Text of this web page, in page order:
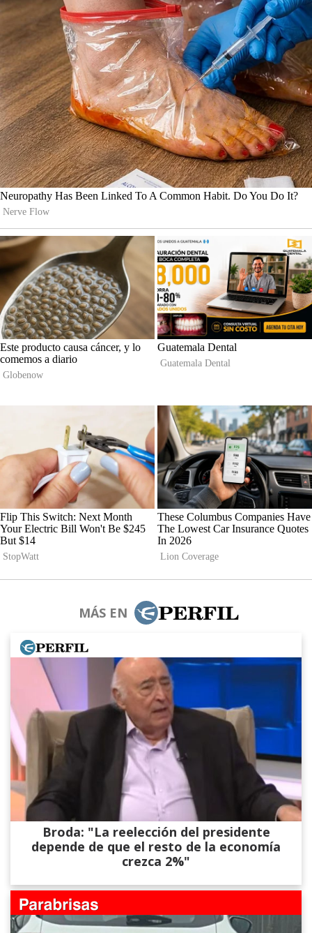
MÁS EN
Broda: "La reelección del presidente
depende de que el resto de la economía
crezca 2%"